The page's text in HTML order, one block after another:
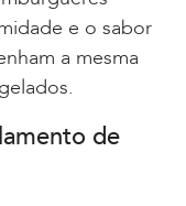
e o sabor
a mesma
de